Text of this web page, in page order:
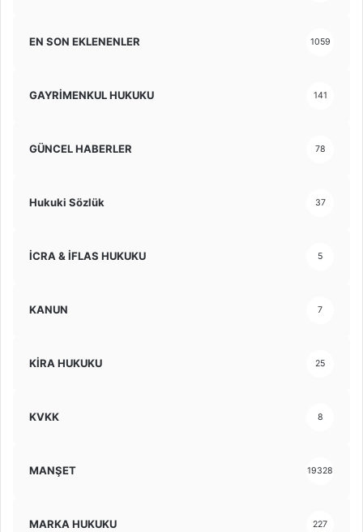
EN SON EKLENENLER 1059
GAYRİMENKUL HUKUKU 141
GÜNCEL HABERLER 78
Hukuki Sözlük 37
İCRA & İFLAS HUKUKU 5
KANUN 7
KİRA HUKUKU 25
KVKK 8
MANŞET 19328
MARKA HUKUKU 227